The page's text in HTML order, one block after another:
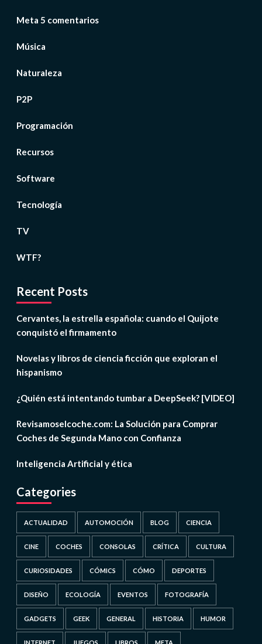
Meta 5 comentarios
Música
Naturaleza
P2P
Programación
Recursos
Software
Tecnología
TV
WTF?
Recent Posts
Cervantes, la estrella española: cuando el Quijote
conquistó el firmamento
Novelas y libros de ciencia ficción que exploran el
hispanismo
¿Quién está intentando tumbar a DeepSeek? [VIDEO]
Revisamoselcoche.com: La Solución para Comprar
Coches de Segunda Mano con Confianza
Inteligencia Artificial y ética
Categories
ACTUALIDAD AUTOMOCIÓN BLOG CIENCIA
CINE COCHES CONSOLAS CRÍTICA CULTURA
CURIOSIDADES CÓMICS CÓMO DEPORTES
DISEÑO ECOLOGÍA EVENTOS FOTOGRAFÍA
GADGETS GEEK GENERAL HISTORIA HUMOR